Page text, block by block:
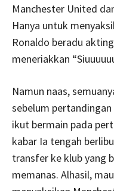
Manchester United
Hanya untuk
Ronaldo beradu
meneriakkan
Namun naas,
sebelum
ikut bermain pada
kabar Ia tengah
transfer ke klub yang
memanas. Alhasil,